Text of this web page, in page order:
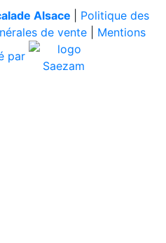
Alsace
Politique des
de vente| Mentions
par